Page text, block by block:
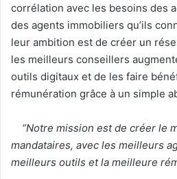
corrélation avec les besoins des
des agents immobiliers qu’ils
leur ambition est de créer un
les meilleurs conseillers
outils digitaux et de les faire
rémunération grâce à un simple
“Notre mission est de créer le
mandataires, avec les meilleurs
meilleurs outils et la meilleure